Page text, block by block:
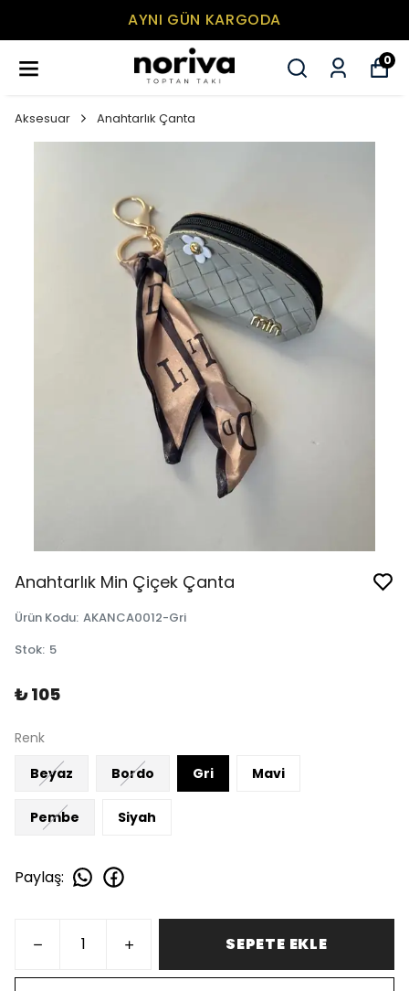
AYNI GÜN KARGODA
0
Aksesuar Anahtarlık Çanta
Anahtarlık Min Çiçek Çanta
Ürün Kodu: AKANCA0012-Gri
Stok: 5
₺ 105
Renk
Beyaz
Bordo Gri Mavi
Pembe Siyah
Paylaş:
SEPETE EKLE